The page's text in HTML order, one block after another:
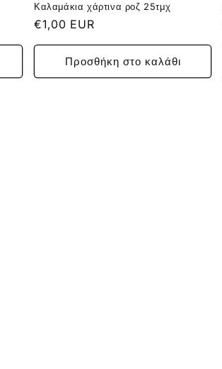
Καλαμάκια χάρτινα ροζ 25τμχ
Κανονική
τιμή
€1,00 EUR
Προσθήκη στο καλάθι